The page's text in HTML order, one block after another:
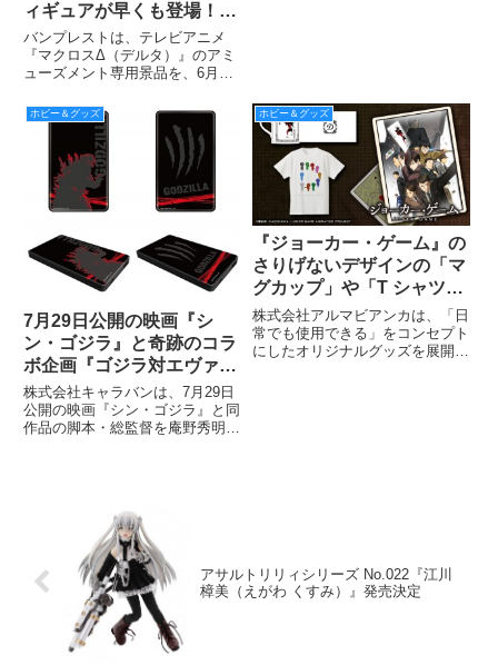
ィギュアが早くも登場！
『マクロスΔ（デルタ） 』
6月中旬より順次投入開始
バンプレストは、テレビアニメ
『マクロスΔ（デルタ）』のアミ
ューズメント専用景品を、6月中
設へ向けて順次投入する。※お取
り扱いのない店舗もございます。
ホビー＆グッズ
7月29日公開の映画『シ
ン・ゴジラ』と奇跡のコラ
ボ企画『ゴジラ対エヴァン
ゲリオン』のオフィシャル
グッズが新登場！
株式会社キャラバンは、7月29日
公開の映画『シン・ゴジラ』と同
作品の脚本・総監督を庵野秀明が
にて2016年7月14日より
ホビー＆グッズ
『ジョーカー・ゲーム』の
さりげないデザインの「マ
グカップ」や「T シャツ」
の受注を開始！！
株式会社アルマビアンカは、「日
常でも使用できる」をコンセプト
にしたオリジナルグッズを展開す
アサルトリリィシリーズ No.022『江川
樟美（えがわ くすみ）』発売決定